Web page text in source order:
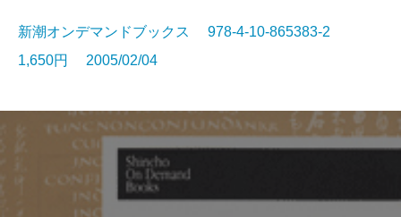
新潮オンデマンドブックス 978-4-10-865383-2
1,650円 2005/02/04